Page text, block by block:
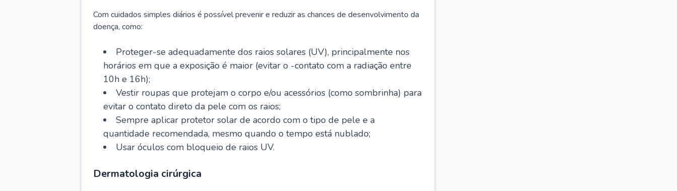
Com cuidados simples diários é possível prevenir e reduzir as chances de desenvolvimento da
doença, como:
Proteger-se adequadamente dos raios solares (UV), principalmente nos
horários em que a exposição é maior (evitar o -contato com a radiação entre
10h e 16h);
Vestir roupas que protejam o corpo e/ou acessórios (como sombrinha) para
evitar o contato direto da pele com os raios;
Sempre aplicar protetor solar de acordo com o tipo de pele e a
quantidade recomendada, mesmo quando o tempo está nublado;
Usar óculos com bloqueio de raios UV.
Dermatologia cirúrgica